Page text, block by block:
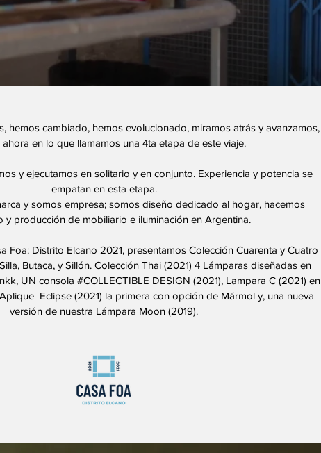
hemos cambiado, hemos evolucionado, miramos atrás y avanzamos,
ahora en lo que llamamos una 4ta etapa de este viaje.
y ejecutamos en solitario y en conjunto. Experiencia y potencia se
empatan en esta etapa.
y somos empresa; somos diseño dedicado al hogar, hacemos
y producción de mobiliario e iluminación en Argentina.
Foa: Distrito Elcano 2021, presentamos Colección Cuarenta y Cuatro
Butaca, y Sillón. Colección Thai (2021) 4 Lámparas diseñadas en
UN consola #COLLECTIBLE DESIGN (2021), Lampara C (2021) en
Eclipse (2021) la primera con opción de Mármol y, una nueva
versión de nuestra Lámpara Moon (2019).